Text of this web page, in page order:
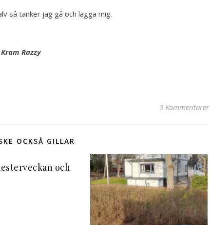
så tänker jag gå och lägga mig.
Kram Razzy
3 Kommentarer
OCKSÅ GILLAR
och